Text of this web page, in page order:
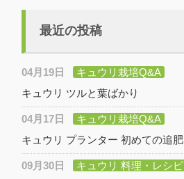
最近の投稿
04月19日
キュウリ栽培Q&A
キュウリ ツルと葉ばかり
04月17日
キュウリ栽培Q&A
キュウリ プランター 初めての追肥
09月30日
キュウリ 料理・レシピ